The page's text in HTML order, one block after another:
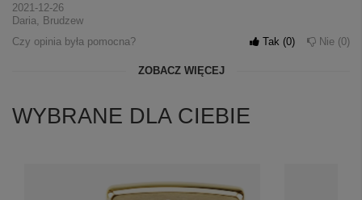
2021-12-26
Daria, Brudzew
Czy opinia była pomocna?
Tak 0 Nie 0
ZOBACZ WIĘCEJ
WYBRANE DLA CIEBIE